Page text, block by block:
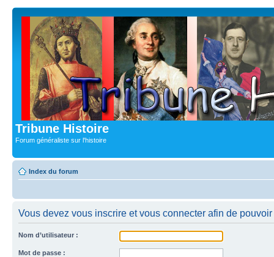
Tribune Histoire
Forum généraliste sur l'histoire
Index du forum
Vous devez vous inscrire et vous connecter afin de
Nom d’utilisateur :
Mot de passe :